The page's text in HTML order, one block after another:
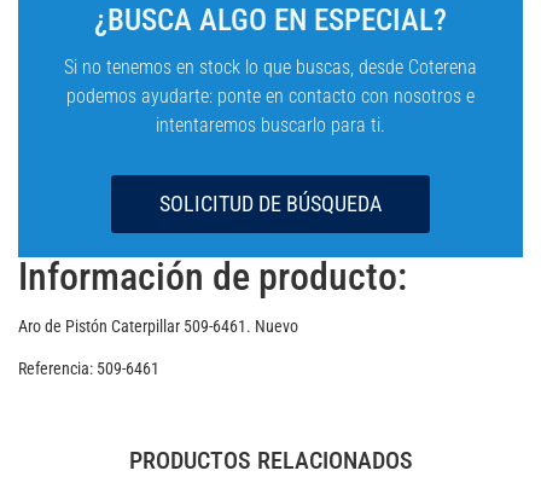
¿BUSCA ALGO EN ESPECIAL?
Si no tenemos en stock lo que buscas, desde Coterena
podemos ayudarte: ponte en contacto con nosotros e
intentaremos buscarlo para ti.
SOLICITUD DE BÚSQUEDA
Información de producto:
Aro de Pistón Caterpillar 509-6461. Nuevo
Referencia: 509-6461
PRODUCTOS RELACIONADOS